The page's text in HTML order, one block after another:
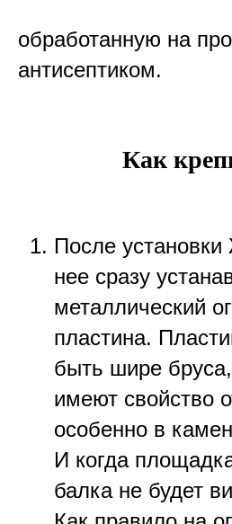
обработанную на
антисептиком.
Как
После
нее сразу
металлический
пластина.
быть шире
имеют свойство
особенно в
И когда
балка не будет